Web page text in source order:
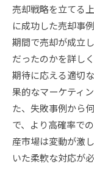
売却戦略を立てる
に成功した売却事
期間で売却が成立
だったのかを詳し
期待に応える適切
果的なマーケティ
た、失敗事例から
で、より高確率で
産市場は変動が激
いた柔軟な対応が必